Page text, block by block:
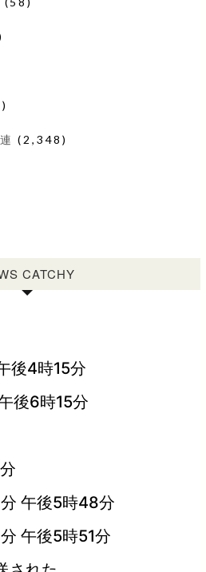
(2,348)
CATCHY
後4時15分
後6時15分
午後5時48分
午後5時51分